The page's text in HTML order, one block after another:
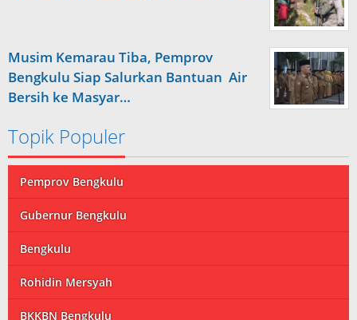
Musim Kemarau Tiba, Pemprov
Bengkulu Siap Salurkan Bantuan Air
Bersih ke Masyar…
Topik Populer
Pemprov Bengkulu
Gubernur Bengkulu
Bengkulu
Rohidin Mersyah
BKKBN Bengkulu